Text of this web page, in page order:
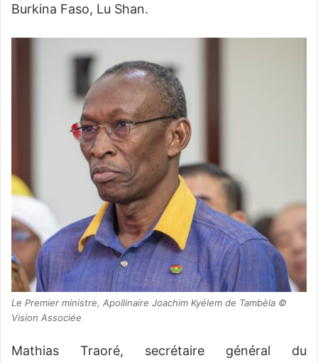
Burkina Faso, Lu Shan.
Le Premier ministre, Apollinaire Joachim Kyélem de Tambèla ©
Vision Associée
Mathias Traoré, secrétaire général du